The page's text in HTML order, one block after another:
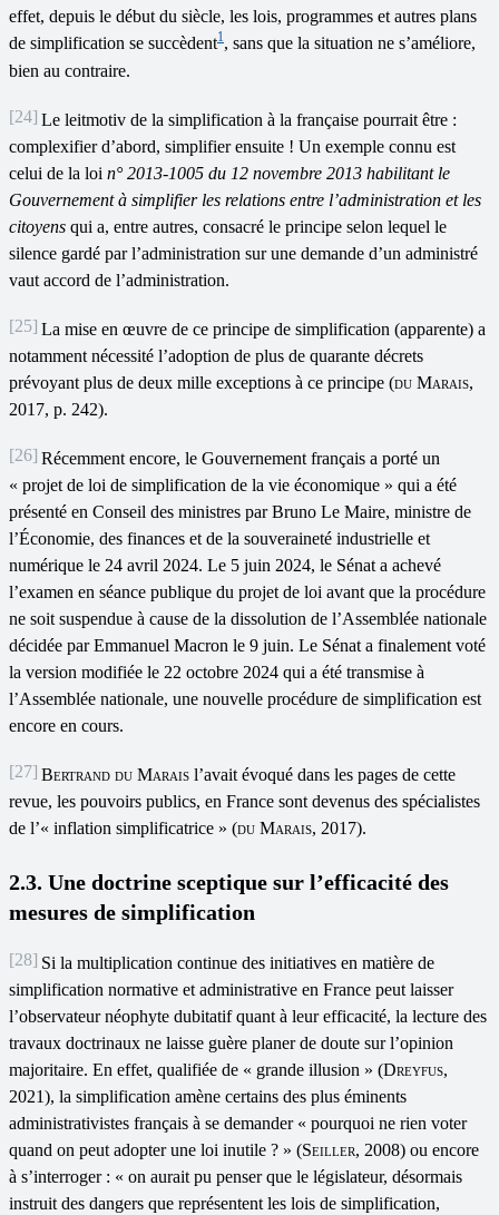
effet, depuis le début du siècle, les lois, programmes et autres plans
de simplification se succèdent1, sans que la situation ne s’améliore,
bien au contraire.
[24] Le leitmotiv de la simplification à la française pourrait être :
complexifier d’abord, simplifier ensuite ! Un exemple connu est
celui de la loi n° 2013-1005 du 12 novembre 2013 habilitant le
Gouvernement à simplifier les relations entre l’administration et les
citoyens qui a, entre autres, consacré le principe selon lequel le
silence gardé par l’administration sur une demande d’un administré
vaut accord de l’administration.
[25] La mise en œuvre de ce principe de simplification (apparente) a
notamment nécessité l’adoption de plus de quarante décrets
prévoyant plus de deux mille exceptions à ce principe (du Marais,
2017, p. 242).
[26] Récemment encore, le Gouvernement français a porté un
« projet de loi de simplification de la vie économique » qui a été
présenté en Conseil des ministres par Bruno Le Maire, ministre de
l’Économie, des finances et de la souveraineté industrielle et
numérique le 24 avril 2024. Le 5 juin 2024, le Sénat a achevé
l’examen en séance publique du projet de loi avant que la procédure
ne soit suspendue à cause de la dissolution de l’Assemblée nationale
décidée par Emmanuel Macron le 9 juin. Le Sénat a finalement voté
la version modifiée le 22 octobre 2024 qui a été transmise à
l’Assemblée nationale, une nouvelle procédure de simplification est
encore en cours.
[27] Bertrand du Marais l’avait évoqué dans les pages de cette
revue, les pouvoirs publics, en France sont devenus des spécialistes
de l’« inflation simplificatrice » (du Marais, 2017).
2.3. Une doctrine sceptique sur l’efficacité des
mesures de simplification
[28] Si la multiplication continue des initiatives en matière de
simplification normative et administrative en France peut laisser
l’observateur néophyte dubitatif quant à leur efficacité, la lecture des
travaux doctrinaux ne laisse guère planer de doute sur l’opinion
majoritaire. En effet, qualifiée de « grande illusion » (Dreyfus,
2021), la simplification amène certains des plus éminents
administrativistes français à se demander « pourquoi ne rien voter
quand on peut adopter une loi inutile ? » (Seiller, 2008) ou encore
à s’interroger : « on aurait pu penser que le législateur, désormais
instruit des dangers que représentent les lois de simplification,